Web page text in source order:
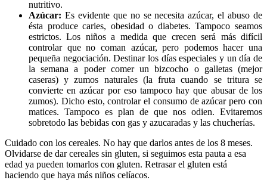
nutritivo.
Azúcar: Es evidente que no se necesita azúcar, el abuso de
ésta produce caries, obesidad o diabetes. Tampoco seamos
estrictos. Los niños a medida que crecen será más difícil
controlar que no coman azúcar, pero podemos hacer una
pequeña negociación. Destinar los días especiales y un día de
la semana a poder comer un bizcocho o galletas (mejor
caseras) y zumos naturales (la fruta cuando se tritura se
convierte en azúcar por eso tampoco hay que abusar de los
zumos). Dicho esto, controlar el consumo de azúcar pero con
matices. Tampoco es plan de que nos odien. Evitaremos
sobretodo las bebidas con gas y azucaradas y las chucherías.
Cuidado con los cereales. No hay que darlos antes de los 8 meses.
Olvidarse de dar cereales sin gluten, si seguimos esta pauta a esa
edad ya pueden tomarlos con gluten. Retrasar el gluten está
haciendo que haya más niños celíacos.